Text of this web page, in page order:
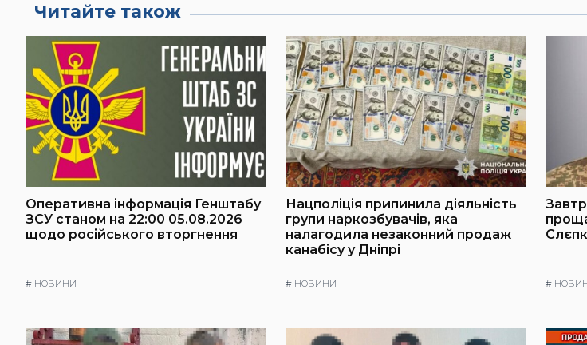
Читайте також
Оперативна інформація Генштабу
ЗСУ станом на 22:00 05.08.2026
щодо російського вторгнення
# НОВИНИ
Нацполіція припинила діяльність
групи наркозбувачів, яка
налагодила незаконний продаж
канабісу у Дніпрі
# НОВИНИ #